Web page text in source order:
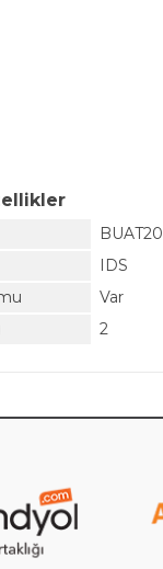
BUAT20
IDS
Var
2